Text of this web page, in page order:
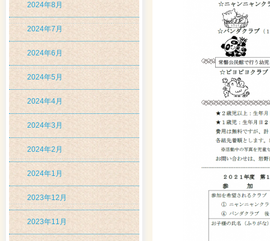
2024年8月
2024年7月
2024年6月
2024年5月
2024年4月
2024年3月
2024年2月
2024年1月
2023年12月
2023年11月